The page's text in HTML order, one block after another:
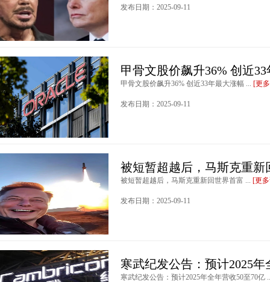
发布日期：2025-09-11
甲骨文股价飙升36% 创近
甲骨文股价飙升36% 创近33年最大涨幅 ... [更
发布日期：2025-09-11
被短暂超越后，马斯克重新
被短暂超越后，马斯克重新回世界首富 ... [更
发布日期：2025-09-11
寒武纪发公告：预计2025年
寒武纪发公告：预计2025年全年营收50至70亿